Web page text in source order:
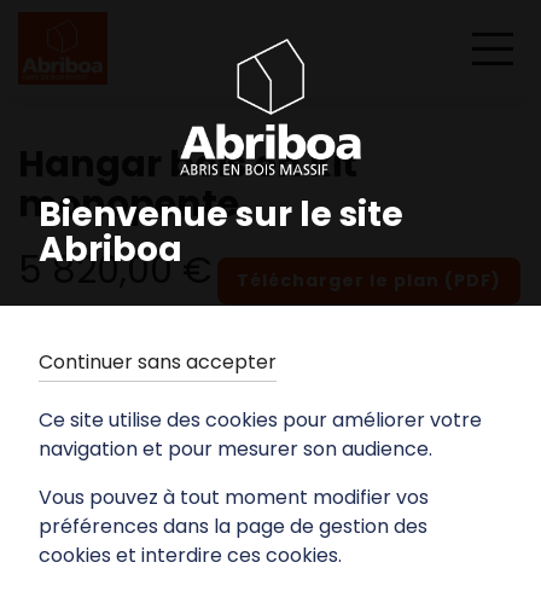
Bienvenue sur le site
Abriboa
Continuer sans accepter
Ce site utilise des cookies pour améliorer votre
navigation et pour mesurer son audience.
Vous pouvez à tout moment modifier vos
préférences dans la page de gestion des
cookies et interdire ces cookies.
Hangar bois en kit
monopente
5 820,00 €